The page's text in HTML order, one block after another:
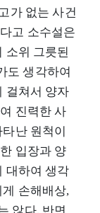
가 없는 사건
고 소수설은
소위 그릇된
도 생각하여
걸쳐서 양자
진력한 사
난 원척이
입장과 양
대하여 생각
손해배상,
않다. 반면